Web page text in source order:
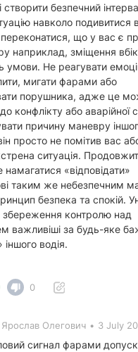
створити безпечний
навколо подивитися в
що у вас є
наприклад, зміщення
умови. Не реагувати
мигати фарами або
порушника, адже це
конфлікту або аварійної
причину маневру
просто не помітив вас
ситуація.
намагатися «відповідати»
таким же небезпечним
безпека та спокій.
збереження контролю над
важливіші за будь-яке
іншого водія.
0
Ярослав Олегович • 3 July
сигнал фарами